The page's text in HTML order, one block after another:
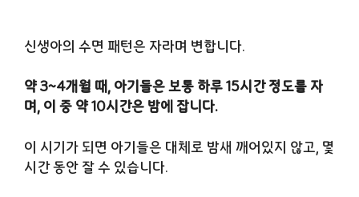
신생아의 수면 패턴은 자라며 변합니다.
약 3~4개월 때, 아기들은 보통 하루 15시간 정도를 자
며, 이 중 약 10시간은 밤에 잡니다.
이 시기가 되면 아기들은 대체로 밤새 깨어있지 않고, 몇
시간 동안 잘 수 있습니다.